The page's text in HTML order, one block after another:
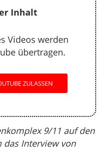
Inhalt
Videos werden
übertragen.
ZULASSEN
9/11 auf den
das Interview von